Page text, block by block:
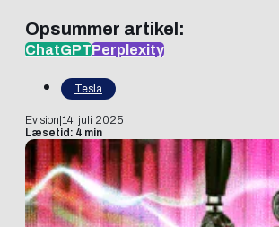
Opsummer artikel:
ChatGPTPerplexity
Tesla
Evision 14. juli 2025
Læsetid: 4 min